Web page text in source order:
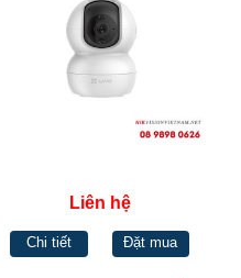
Liên hệ
Chi tiết Đặt mua